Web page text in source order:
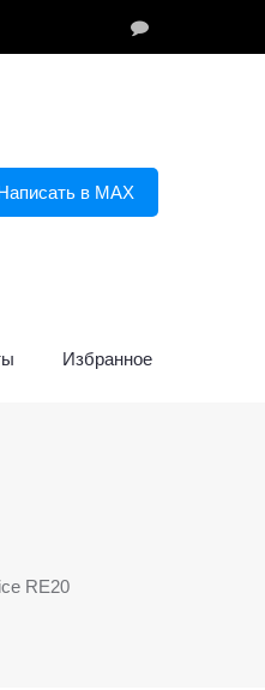
в MAX
Избранное
RE20